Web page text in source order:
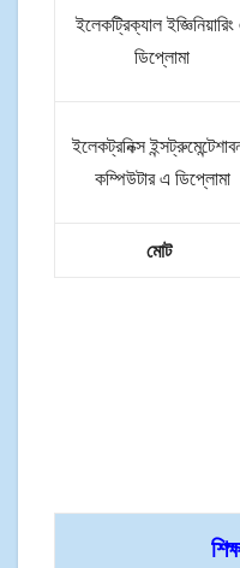
ইলেকট্রিক্যাল
ডিপ্লোমা
ইলেকট্রনিক্স
কম্পিউটার এ ডিপ্লোমা
মোট